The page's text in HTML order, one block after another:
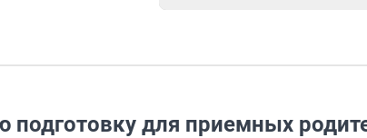
подготовку для приемных